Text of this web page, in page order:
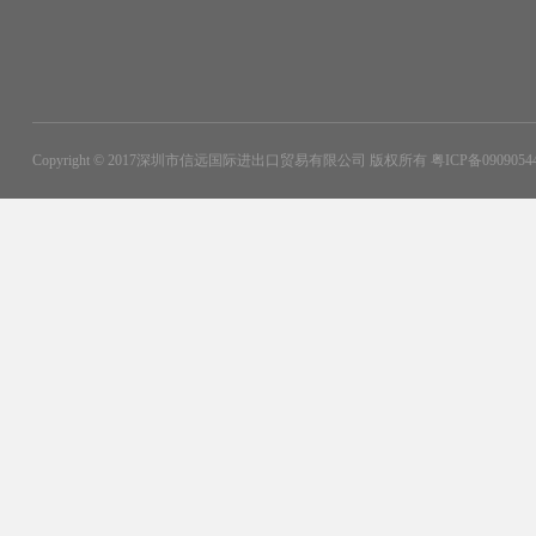
Copyright © 2017深圳市信远国际进出口贸易有限公司 版权所有 粤ICP备